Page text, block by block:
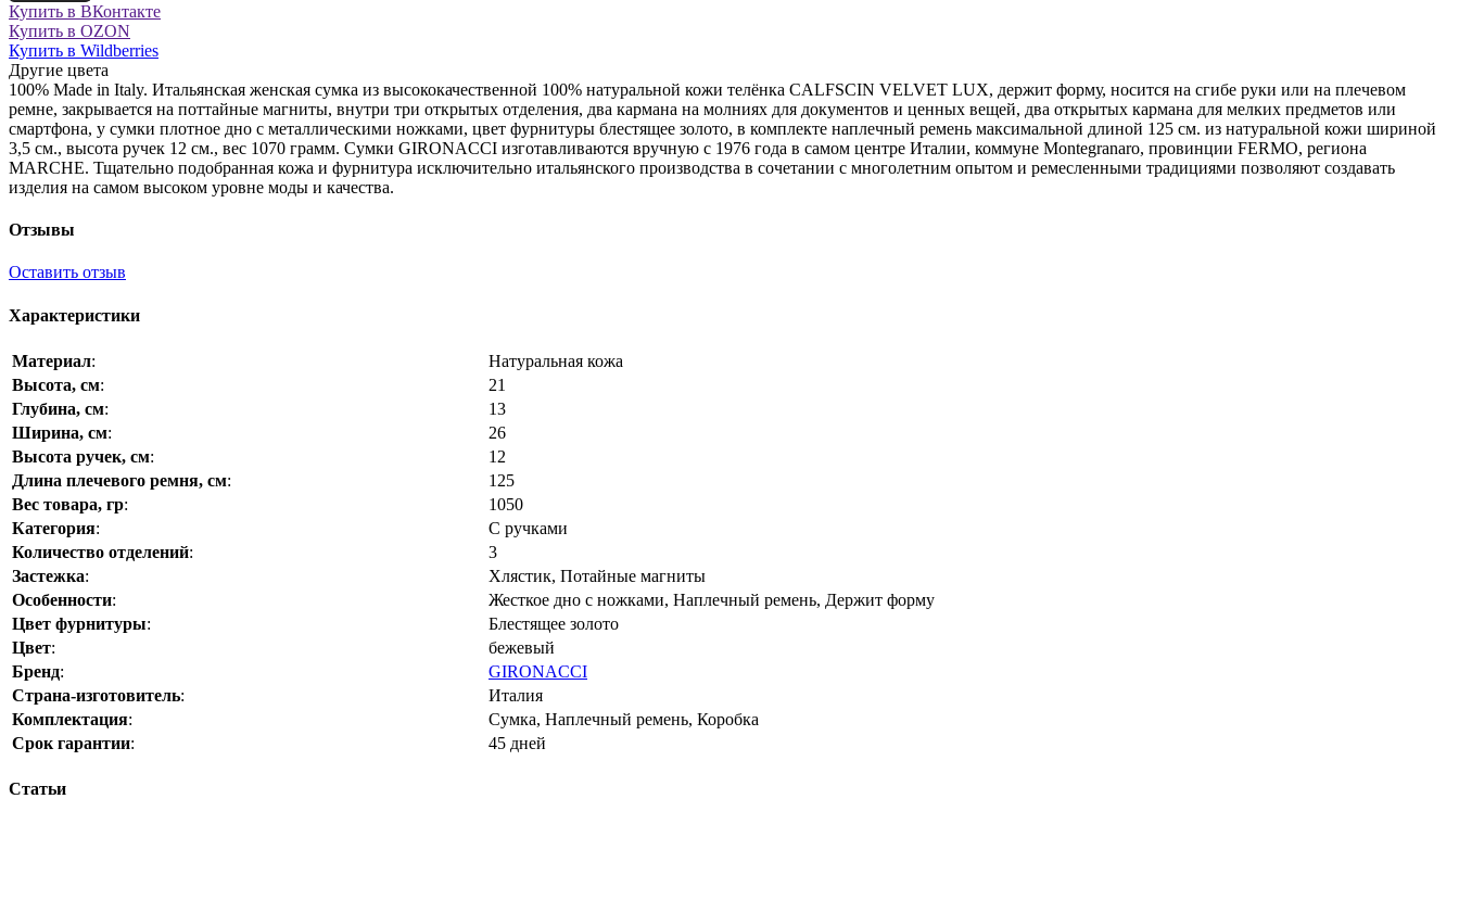
Купить в ВКонтакте
Купить в OZON
Купить в Wildberries
Другие цвета
100% Made in Italy. Итальянская женская сумка из высококачественной 100% натуральной кожи телёнка CALFSCIN VELVET LUX, держит форму, носится на сгибе руки или на плечевом
ремне, закрывается на поттайные магниты, внутри три открытых отделения, два кармана на молниях для документов и ценных вещей, два открытых кармана для мелких предметов или
смартфона, у сумки плотное дно с металлическими ножками, цвет фурнитуры блестящее золото, в комплекте наплечный ремень максимальной длиной 125 см. из натуральной кожи шириной
3,5 см., высота ручек 12 см., вес 1070 грамм. Сумки GIRONACCI изготавливаются вручную с 1976 года в самом центре Италии, коммуне Montegranaro, провинции FERMO, региона
MARCHE. Тщательно подобранная кожа и фурнитура исключительно итальянского производства в сочетании с многолетним опытом и ремесленными традициями позволяют создавать
изделия на самом высоком уровне моды и качества.
Отзывы
Оставить отзыв
Характеристики
Материал:
Натуральная кожа
Высота, см:
21
Глубина, см:
13
Ширина, см:
26
Высота ручек, см:
12
Длина плечевого ремня, см:
125
Вес товара, гр:
1050
Категория:
С ручками
Количество отделений:
3
Застежка:
Хлястик, Потайные магниты
Особенности:
Жесткое дно с ножками, Наплечный ремень, Держит форму
Цвет фурнитуры:
Блестящее золото
Цвет:
бежевый
Бренд:
GIRONACCI
Страна-изготовитель:
Италия
Комплектация:
Сумка, Наплечный ремень, Коробка
Срок гарантии: 45 дней
Статьи